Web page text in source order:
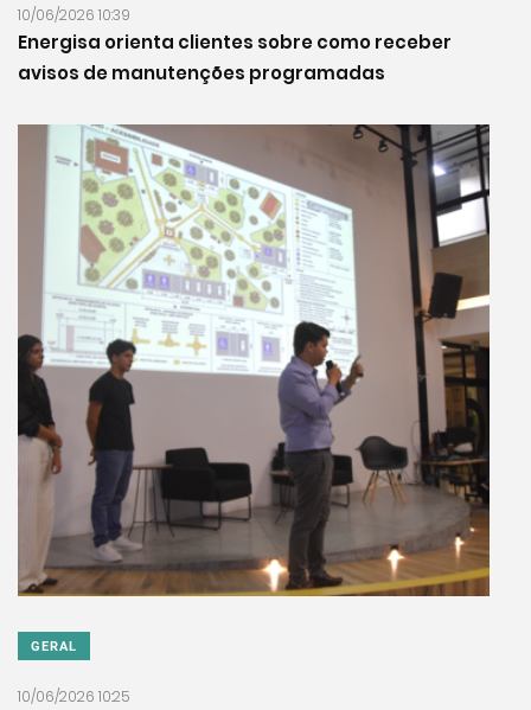
10/06/2026 10:39
Energisa orienta clientes sobre como receber
avisos de manutenções programadas
GERAL
10/06/2026 10:25